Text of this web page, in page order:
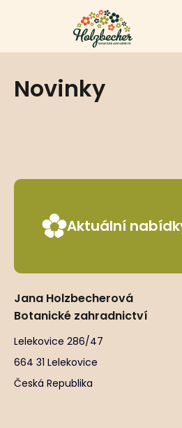
Novinky
Aktuální
Jana Holzbecherová
Botanické zahradnictví
Lelekovice 286/47
664 31 Lelekovice
Česká Republika